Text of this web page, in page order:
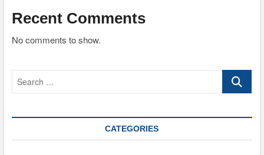
Recent Comments
No comments to show.
Search
CATEGORIES